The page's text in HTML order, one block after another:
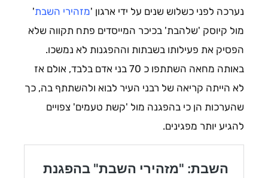
נערכה לפני כשלוש שנים על ידי ארגון 'מזהירי השבת'
מול קיוסק 'שלהבת' בכיכר המייסדים פתח תקווה שלא
הפסיק את פעילותו בשבתות וההפגנות לא נמשכו.
באותה מחאה השתתפו כ 70 בני אדם בלבד, אולם אז
לא הייתה קריאה של רבני העיר לבוא ולהשתתף בה, כך
שהערכות הן כי בהפגנה מול 'קשת טעמים' צפויים
להגיע יותר מפגינים.